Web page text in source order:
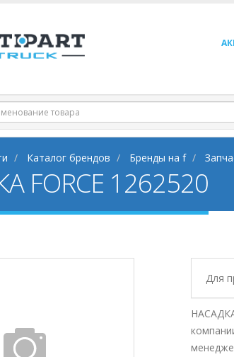
Каталог брендов Бренды на f
FORCE 1262520
Для